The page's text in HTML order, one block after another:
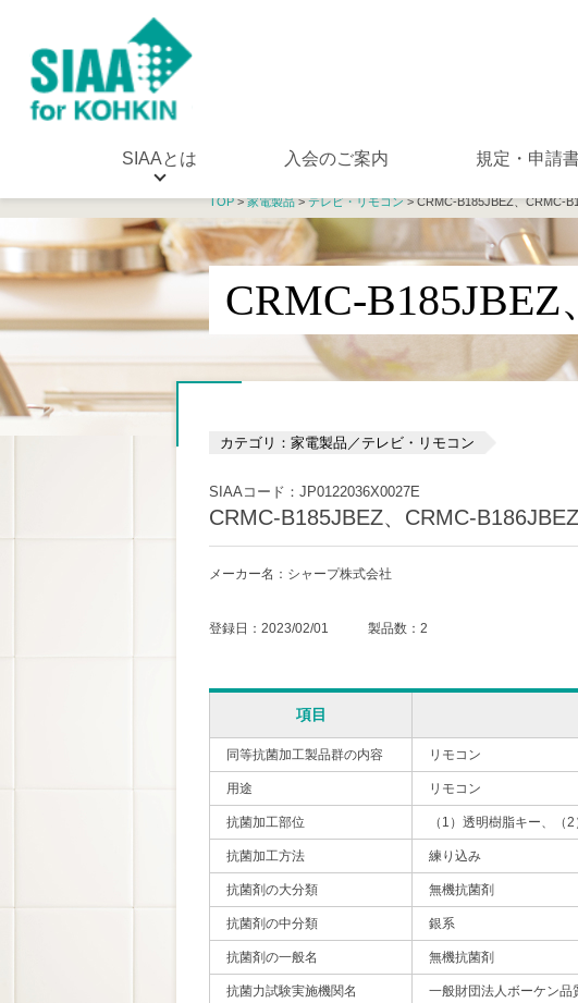
SIAAとは 入会のご案内 規定・申請
TOP>家電製品>テレビ・リモコン> CRMC-B185JBEZ、CRMC-
CRMC-
カテゴリ：家電製品／テレビ・リモコン
SIAAコード：JP0122036X0027E
CRMC-B185JBEZ、CRMC-B186JBEZ
メーカー名：シャープ株式会社
登録日：2023/02/01 製品数：2
項目
同等抗菌加工製品群の内容 リモコン
用途 リモコン
抗菌加工部位 （1）透明樹脂キー、（
抗菌加工方法 練り込み
抗菌剤の大分類 無機抗菌剤
抗菌剤の中分類 銀系
抗菌剤の一般名 無機抗菌剤
抗菌力試験実施機関名 一般財団法人ボーケン品